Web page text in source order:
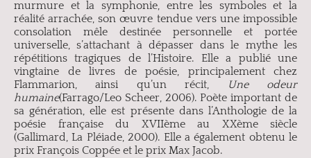
murmure et la symphonie, entre les symboles et la
réalité arrachée, son œuvre tendue vers une impossible
consolation mêle destinée personnelle et portée
universelle, s’attachant à dépasser dans le mythe les
répétitions tragiques de l’Histoire. Elle a publié une
vingtaine de livres de poésie, principalement chez
Flammarion, ainsi qu’un récit,
Une odeur
humaine(Farrago/Leo Scheer, 2006). Poète important de
sa génération, elle est présente dans l’Anthologie de la
poésie française du XVIIème au XXème siècle
(Gallimard, La Pléiade, 2000). Elle a également obtenu le
prix François Coppée et le prix Max Jacob.